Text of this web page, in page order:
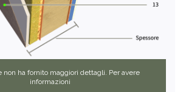
non ha fornito maggiori dettagli. Per avere
informazioni